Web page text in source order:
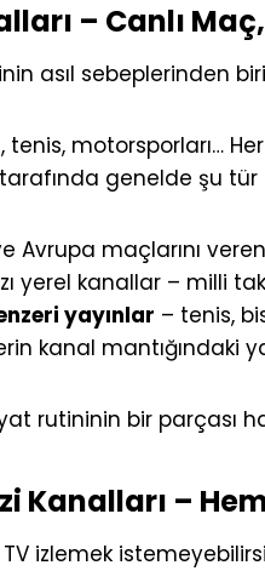
– Canlı
asıl sebeplerinden
tenis, motorsporları…
genelde şu tür
Avrupa maçlarını veren
yerel kanallar – milli
yayınlar – tenis,
kanal mantığındaki
rutininin bir parçası
Kanalları –
izlemek